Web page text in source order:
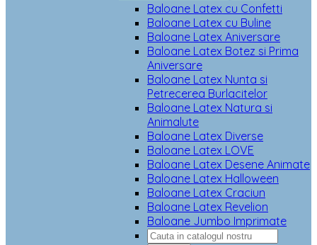
Baloane Latex cu Confetti
Baloane Latex cu Buline
Baloane Latex Aniversare
Baloane Latex Botez si Prima
Aniversare
Baloane Latex Nunta si
Petrecerea Burlacitelor
Baloane Latex Natura si
Animalute
Baloane Latex Diverse
Baloane Latex LOVE
Baloane Latex Desene Animate
Baloane Latex Halloween
Baloane Latex Craciun
Baloane Latex Revelion
Baloane Jumbo Imprimate